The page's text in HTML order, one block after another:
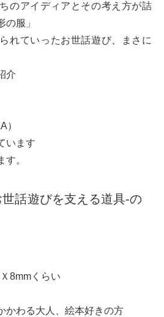
のアイディアとその考え方が詰
服」
れていったお世話遊び、まさに
介
）
います
。
話遊びを支える道具-の
8mmくらい
かわる大人、絵本好きの方